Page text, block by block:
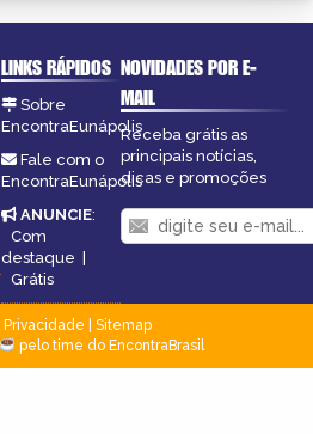
LINKS RÁPIDOS
Sobre
EncontraEunápolis
Fale com o
EncontraEunápolis
ANUNCIE:
Com
destaque |
Grátis
NOVIDADES POR E-
MAIL
Receba grátis as
principais notícias,
dicas e promoções
Privacidade
Sitemap
pelo time do EncontraBrasil